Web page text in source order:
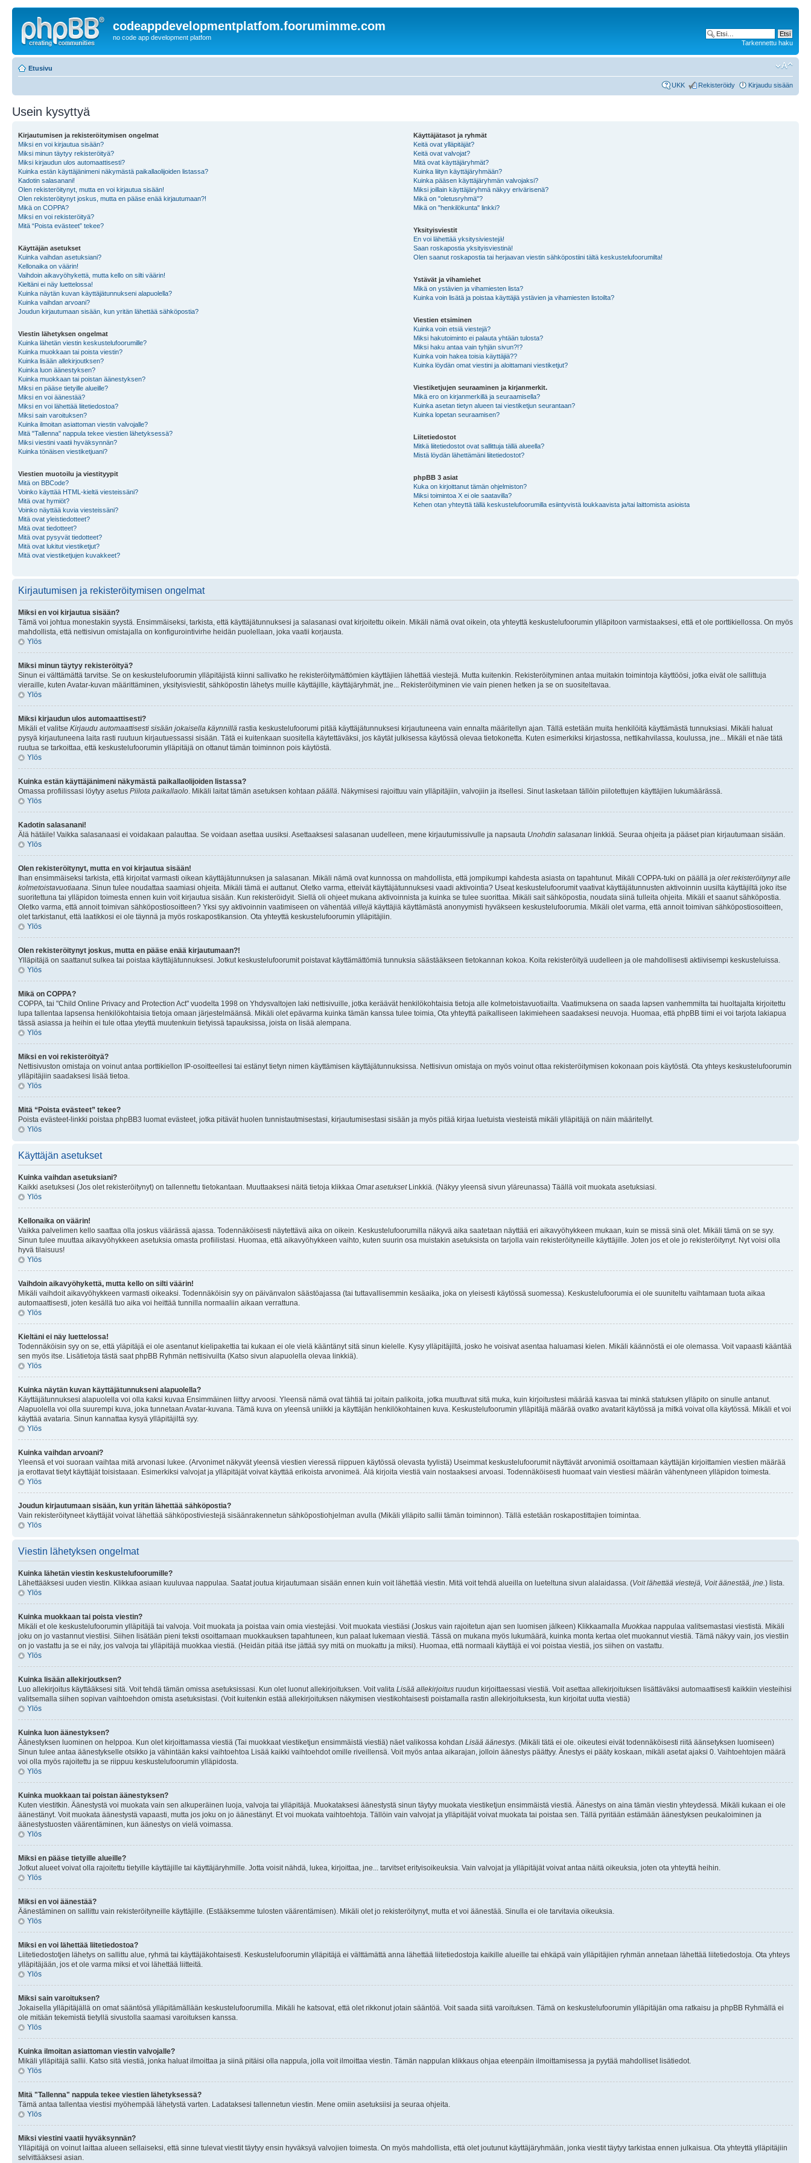
codeappdevelopmentplatfom.foorumimme.com
no code app development platfom
Tarkennettu haku
Etusivu
UKK Rekisteröidy Kirjaudu sisään
Usein kysyttyä
Kirjautumisen ja rekisteröitymisen ongelmat
Miksi en voi kirjautua sisään?
Miksi minun täytyy rekisteröityä?
Miksi kirjaudun ulos automaattisesti?
Kuinka estän käyttäjänimeni näkymästä paikallaolijoiden listassa?
Kadotin salasanani!
Olen rekisteröitynyt, mutta en voi kirjautua sisään!
Olen rekisteröitynyt joskus, mutta en pääse enää kirjautumaan?!
Mikä on COPPA?
Miksi en voi rekisteröityä?
Mitä “Poista evästeet” tekee?
Käyttäjän asetukset
Kuinka vaihdan asetuksiani?
Kellonaika on väärin!
Vaihdoin aikavyöhykettä, mutta kello on silti väärin!
Kieltäni ei näy luettelossa!
Kuinka näytän kuvan käyttäjätunnukseni alapuolella?
Kuinka vaihdan arvoani?
Joudun kirjautumaan sisään, kun yritän lähettää sähköpostia?
Viestin lähetyksen ongelmat
Kuinka lähetän viestin keskustelufoorumille?
Kuinka muokkaan tai poista viestin?
Kuinka lisään allekirjoutksen?
Kuinka luon äänestyksen?
Kuinka muokkaan tai poistan äänestyksen?
Miksi en pääse tietyille alueille?
Miksi en voi äänestää?
Miksi en voi lähettää liitetiedostoa?
Miksi sain varoituksen?
Kuinka ilmoitan asiattoman viestin valvojalle?
Mitä "Tallenna" nappula tekee viestien lähetyksessä?
Miksi viestini vaatii hyväksynnän?
Kuinka tönäisen viestiketjuani?
Viestien muotoilu ja viestityypit
Mitä on BBCode?
Voinko käyttää HTML-kieltä viesteissäni?
Mitä ovat hymiöt?
Voinko näyttää kuvia viesteissäni?
Mitä ovat yleistiedotteet?
Mitä ovat tiedotteet?
Mitä ovat pysyvät tiedotteet?
Mitä ovat lukitut viestiketjut?
Mitä ovat viestiketjujen kuvakkeet?
Käyttäjätasot ja ryhmät
Keitä ovat ylläpitäjät?
Keitä ovat valvojat?
Mitä ovat käyttäjäryhmät?
Kuinka liityn käyttäjäryhmään?
Kuinka pääsen käyttäjäryhmän valvojaksi?
Miksi joillain käyttäjäryhmä näkyy erivärisenä?
Mikä on "oletusryhmä"?
Mikä on "henkilökunta" linkki?
Yksityisviestit
En voi lähettää yksitysiviestejä!
Saan roskapostia yksityisviestinä!
Olen saanut roskapostia tai herjaavan viestin sähköpostiini tältä keskustelufoorumilta!
Ystävät ja vihamiehet
Mikä on ystävien ja vihamiesten lista?
Kuinka voin lisätä ja poistaa käyttäjiä ystävien ja vihamiesten listoilta?
Viestien etsiminen
Kuinka voin etsiä viestejä?
Miksi hakutoiminto ei palauta yhtään tulosta?
Miksi haku antaa vain tyhjän sivun?!?
Kuinka voin hakea toisia käyttäjiä??
Kuinka löydän omat viestini ja aloittamani viestiketjut?
Viestiketjujen seuraaminen ja kirjanmerkit.
Mikä ero on kirjanmerkillä ja seuraamisella?
Kuinka asetan tietyn alueen tai viestiketjun seurantaan?
Kuinka lopetan seuraamisen?
Liitetiedostot
Mitkä liitetiedostot ovat sallittuja tällä alueella?
Mistä löydän lähettämäni liitetiedostot?
phpBB 3 asiat
Kuka on kirjoittanut tämän ohjelmiston?
Miksi toimintoa X ei ole saatavilla?
Kehen otan yhteyttä tällä keskustelufoorumilla esiintyvistä loukkaavista ja/tai laittomista asioista
Kirjautumisen ja rekisteröitymisen ongelmat
Miksi en voi kirjautua sisään?
Tämä voi johtua monestakin syystä. Ensimmäiseksi, tarkista, että käyttäjätunnuksesi ja salasanasi ovat kirjoitettu oikein. Mikäli nämä ovat oikein, ota yhteyttä keskustelufoorumin ylläpitoon varmistaaksesi, että et ole porttikiellossa. On myös
mahdollista, että nettisivun omistajalla on konfigurointivirhe heidän puolellaan, joka vaatii korjausta.
Ylös
Miksi minun täytyy rekisteröityä?
Sinun ei välttämättä tarvitse. Se on keskustelufoorumin ylläpitäjistä kiinni sallivatko he rekisteröitymättömien käyttäjien lähettää viestejä. Mutta kuitenkin. Rekisteröityminen antaa muitakin toimintoja käyttöösi, jotka eivät ole sallittuja
vieraille, kuten Avatar-kuvan määrittäminen, yksityisviestit, sähköpostin lähetys muille käyttäjille, käyttäjäryhmät, jne... Rekisteröityminen vie vain pienen hetken ja se on suositeltavaa.
Ylös
Miksi kirjaudun ulos automaattisesti?
Mikäli et valitse Kirjaudu automaattisesti sisään jokaisella käynnillä rastia keskustelufoorumi pitää käyttäjätunnuksesi kirjautuneena vain ennalta määritellyn ajan. Tällä estetään muita henkilöitä käyttämästä tunnuksiasi. Mikäli haluat
pysyä kirjautuneena laita rasti ruutuun kirjautuessassi sisään. Tätä ei kuitenkaan suositella käytettäväksi, jos käytät julkisessa käytössä olevaa tietokonetta. Kuten esimerkiksi kirjastossa, nettikahvilassa, koulussa, jne... Mikäli et näe tätä
ruutua se tarkoittaa, että keskustelufoorumin ylläpitäjä on ottanut tämän toiminnon pois käytöstä.
Ylös
Kuinka estän käyttäjänimeni näkymästä paikallaolijoiden listassa?
Omassa profiilissasi löytyy asetus Piilota paikallaolo . Mikäli laitat tämän asetuksen kohtaan päällä . Näkymisesi rajoittuu vain ylläpitäjiin, valvojiin ja itsellesi. Sinut lasketaan tällöin piilotettujen käyttäjien lukumäärässä.
Ylös
Kadotin salasanani!
Älä hätäile! Vaikka salasanaasi ei voidakaan palauttaa. Se voidaan asettaa uusiksi. Asettaaksesi salasanan uudelleen, mene kirjautumissivulle ja napsauta Unohdin salasanan linkkiä. Seuraa ohjeita ja pääset pian kirjautumaan sisään.
Ylös
Olen rekisteröitynyt, mutta en voi kirjautua sisään!
Ihan ensimmäiseksi tarkista, että kirjoitat varmasti oikean käyttäjätunnuksen ja salasanan. Mikäli nämä ovat kunnossa on mahdollista, että jompikumpi kahdesta asiasta on tapahtunut. Mikäli COPPA-tuki on päällä ja olet rekisteröitynyt alle
kolmetoistavuotiaana . Sinun tulee noudattaa saamiasi ohjeita. Mikäli tämä ei auttanut. Oletko varma, etteivät käyttäjätunnuksesi vaadi aktivointia? Useat keskustelufoorumit vaativat käyttäjätunnusten aktivoinnin uusilta käyttäjiltä joko itse
suoritettuna tai ylläpidon toimesta ennen kuin voit kirjautua sisään. Kun rekisteröidyit. Siellä oli ohjeet mukana aktivoinnista ja kuinka se tulee suorittaa. Mikäli sait sähköpostia, noudata siinä tulleita ohjeita. Mikäli et saanut sähköpostia.
Oletko varma, että annoit toimivan sähköpostiosoitteen? Yksi syy aktivoinnin vaatimiseen on vähentää villejä käyttäjiä käyttämästä anonyymisti hyväkseen keskustelufoorumia. Mikäli olet varma, että annoit toimivan sähköpostiosoitteen,
olet tarkistanut, että laatikkosi ei ole täynnä ja myös roskapostikansion. Ota yhteyttä keskustelufoorumin ylläpitäjiin.
Ylös
Olen rekisteröitynyt joskus, mutta en pääse enää kirjautumaan?!
Ylläpitäjä on saattanut sulkea tai poistaa käyttäjätunnuksesi. Jotkut keskustelufoorumit poistavat käyttämättömiä tunnuksia säästääkseen tietokannan kokoa. Koita rekisteröityä uudelleen ja ole mahdollisesti aktiivisempi keskusteluissa.
Ylös
Mikä on COPPA?
COPPA, tai "Child Online Privacy and Protection Act" vuodelta 1998 on Yhdysvaltojen laki nettisivuille, jotka keräävät henkilökohtaisia tietoja alle kolmetoistavuotiailta. Vaatimuksena on saada lapsen vanhemmilta tai huoltajalta kirjoitettu
lupa tallentaa lapsensa henkilökohtaisia tietoja omaan järjestelmäänsä. Mikäli olet epävarma kuinka tämän kanssa tulee toimia, Ota yhteyttä paikalliseen lakimieheen saadaksesi neuvoja. Huomaa, että phpBB tiimi ei voi tarjota lakiapua
tässä asiassa ja heihin ei tule ottaa yteyttä muutenkuin tietyissä tapauksissa, joista on lisää alempana.
Ylös
Miksi en voi rekisteröityä?
Nettisivuston omistaja on voinut antaa porttikiellon IP-osoitteellesi tai estänyt tietyn nimen käyttämisen käyttäjätunnuksissa. Nettisivun omistaja on myös voinut ottaa rekisteröitymisen kokonaan pois käytöstä. Ota yhteys keskustelufoorumin
ylläpitäjiin saadaksesi lisää tietoa.
Ylös
Mitä “Poista evästeet” tekee?
Poista evästeet-linkki poistaa phpBB3 luomat evästeet, jotka pitävät huolen tunnistautmisestasi, kirjautumisestasi sisään ja myös pitää kirjaa luetuista viesteistä mikäli ylläpitäjä on näin määritellyt.
Ylös
Käyttäjän asetukset
Kuinka vaihdan asetuksiani?
Kaikki asetuksesi (Jos olet rekisteröitynyt) on tallennettu tietokantaan. Muuttaaksesi näitä tietoja klikkaa Omat asetuksetLinkkiä. (Näkyy yleensä sivun yläreunassa) Täällä voit muokata asetuksiasi.
Ylös
Kellonaika on väärin!
Vaikka palvelimen kello saattaa olla joskus väärässä ajassa. Todennäköisesti näytettävä aika on oikein. Keskustelufoorumilla näkyvä aika saatetaan näyttää eri aikavyöhykkeen mukaan, kuin se missä sinä olet. Mikäli tämä on se syy.
Sinun tulee muuttaa aikavyöhykkeen asetuksia omasta profiilistasi. Huomaa, että aikavyöhykkeen vaihto, kuten suurin osa muistakin asetuksista on tarjolla vain rekisteröityneille käyttäjille. Joten jos et ole jo rekisteröitynyt. Nyt voisi olla
hyvä tilaisuus!
Ylös
Vaihdoin aikavyöhykettä, mutta kello on silti väärin!
Mikäli vaihdoit aikavyöhykkeen varmasti oikeaksi. Todennäköisin syy on päivänvalon säästöajassa (tai tuttavallisemmin kesäaika, joka on yleisesti käytössä suomessa). Keskustelufoorumia ei ole suuniteltu vaihtamaan tuota aikaa
automaattisesti, joten kesällä tuo aika voi heittää tunnilla normaaliin aikaan verrattuna.
Ylös
Kieltäni ei näy luettelossa!
Todennäköisin syy on se, että yläpitäjä ei ole asentanut kielipakettia tai kukaan ei ole vielä kääntänyt sitä sinun kielelle. Kysy ylläpitäjiltä, josko he voisivat asentaa haluamasi kielen. Mikäli käännöstä ei ole olemassa. Voit vapaasti kääntää
sen myös itse. Lisätietoja tästä saat phpBB Ryhmän nettisivuilta (Katso sivun alapuolella olevaa linkkiä).
Ylös
Kuinka näytän kuvan käyttäjätunnukseni alapuolella?
Käyttäjätunnuksesi alapuolella voi olla kaksi kuvaa Ensimmäinen liittyy arvoosi. Yleensä nämä ovat tähtiä tai joitain palikoita, jotka muuttuvat sitä muka, kuin kirjoitustesi määrää kasvaa tai minkä statuksen ylläpito on sinulle antanut.
Alapuolella voi olla suurempi kuva, joka tunnetaan Avatar-kuvana. Tämä kuva on yleensä uniikki ja käyttäjän henkilökohtainen kuva. Keskustelufoorumin ylläpitäjä määrää ovatko avatarit käytössä ja mitkä voivat olla käytössä. Mikäli et voi
käyttää avataria. Sinun kannattaa kysyä ylläpitäjiltä syy.
Ylös
Kuinka vaihdan arvoani?
Yleensä et voi suoraan vaihtaa mitä arvonasi lukee. (Arvonimet näkyvät yleensä viestien vieressä riippuen käytössä olevasta tyylistä) Useimmat keskustelufoorumit näyttävät arvonimiä osoittamaan käyttäjän kirjoittamien viestien määrää
ja erottavat tietyt käyttäjät toisistaaan. Esimerkiksi valvojat ja ylläpitäjät voivat käyttää erikoista arvonimeä. Älä kirjoita viestiä vain nostaaksesi arvoasi. Todennäköisesti huomaat vain viestiesi määrän vähentyneen ylläpidon toimesta.
Ylös
Joudun kirjautumaan sisään, kun yritän lähettää sähköpostia?
Vain rekisteröityneet käyttäjät voivat lähettää sähköpostiviestejä sisäänrakennetun sähköpostiohjelman avulla (Mikäli ylläpito sallii tämän toiminnon). Tällä estetään roskapostittajien toimintaa.
Ylös
Viestin lähetyksen ongelmat
Kuinka lähetän viestin keskustelufoorumille?
Lähettääksesi uuden viestin. Klikkaa asiaan kuuluvaa nappulaa. Saatat joutua kirjautumaan sisään ennen kuin voit lähettää viestin. Mitä voit tehdä alueilla on lueteltuna sivun alalaidassa. (Voit lähettää viestejä, Voit äänestää, jne. ) lista.
Ylös
Kuinka muokkaan tai poista viestin?
Mikäli et ole keskustelufoorumin ylläpitäjä tai valvoja. Voit muokata ja poistaa vain omia viestejäsi. Voit muokata viestiäsi (Joskus vain rajoitetun ajan sen luomisen jälkeen) Klikkaamalla Muokkaa nappulaa valitsemastasi viestistä. Mikäli
joku on jo vastannut viestiisi. Siihen lisätään pieni teksti osoittamaan muokkauksen tapahtuneen, kun palaat lukemaan viestiä. Tässä on mukana myös lukumäärä, kuinka monta kertaa olet muokannut viestiä. Tämä näkyy vain, jos viestiin
on jo vastattu ja se ei näy, jos valvoja tai ylläpitäjä muokkaa viestiä. (Heidän pitää itse jättää syy mitä on muokattu ja miksi). Huomaa, että normaali käyttäjä ei voi poistaa viestiä, jos siihen on vastattu.
Ylös
Kuinka lisään allekirjoutksen?
Luo allekirjoitus käyttääksesi sitä. Voit tehdä tämän omissa asetuksissasi. Kun olet luonut allekirjoituksen. Voit valita Lisää allekirjoitus ruudun kirjoittaessasi viestiä. Voit asettaa allekirjoituksen lisättäväksi automaattisesti kaikkiin viesteihisi
valitsemalla siihen sopivan vaihtoehdon omista asetuksistasi. (Voit kuitenkin estää allekirjoituksen näkymisen viestikohtaisesti poistamalla rastin allekirjoituksesta, kun kirjoitat uutta viestiä)
Ylös
Kuinka luon äänestyksen?
Äänestyksen luominen on helppoa. Kun olet kirjoittamassa viestiä (Tai muokkaat viestiketjun ensimmäistä viestiä) näet valikossa kohdan Lisää äänestys . (Mikäli tätä ei ole. oikeutesi eivät todennäköisesti riitä äänsetyksen luomiseen)
Sinun tulee antaa äänestykselle otsikko ja vähintään kaksi vaihtoehtoa Lisää kaikki vaihtoehdot omille riveillensä. Voit myös antaa aikarajan, jolloin äänestys päättyy. Änestys ei pääty koskaan, mikäli asetat ajaksi 0. Vaihtoehtojen määrä
voi olla myös rajoitettu ja se riippuu keskustelufoorumin ylläpidosta.
Ylös
Kuinka muokkaan tai poistan äänestyksen?
Kuten viestitkin. Äänestystä voi muokata vain sen alkuperäinen luoja, valvoja tai ylläpitäjä. Muokataksesi äänestystä sinun täytyy muokata viestiketjun ensimmäistä viestiä. Äänestys on aina tämän viestin yhteydessä. Mikäli kukaan ei ole
äänestänyt. Voit muokata äänestystä vapaasti, mutta jos joku on jo äänestänyt. Et voi muokata vaihtoehtoja. Tällöin vain valvojat ja ylläpitäjät voivat muokata tai poistaa sen. Tällä pyritään estämään äänestyksen peukaloiminen ja
äänestystuosten väärentäminen, kun äänestys on vielä voimassa.
Ylös
Miksi en pääse tietyille alueille?
Jotkut alueet voivat olla rajoitettu tietyille käyttäjille tai käyttäjäryhmille. Jotta voisit nähdä, lukea, kirjoittaa, jne... tarvitset erityisoikeuksia. Vain valvojat ja ylläpitäjät voivat antaa näitä oikeuksia, joten ota yhteyttä heihin.
Ylös
Miksi en voi äänestää?
Äänestäminen on sallittu vain rekisteröityneille käyttäjille. (Estääksemme tulosten väärentämisen). Mikäli olet jo rekisteröitynyt, mutta et voi äänestää. Sinulla ei ole tarvitavia oikeuksia.
Ylös
Miksi en voi lähettää liitetiedostoa?
Liitetiedostotjen lähetys on sallittu alue, ryhmä tai käyttäjäkohtaisesti. Keskustelufoorumin ylläpitäjä ei välttämättä anna lähettää liitetiedostoja kaikille alueille tai ehkäpä vain ylläpitäjien ryhmän annetaan lähettää liitetiedostoja. Ota yhteys
ylläpitäjään, jos et ole varma miksi et voi lähettää liitteitä.
Ylös
Miksi sain varoituksen?
Jokaisella ylläpitäjällä on omat sääntösä ylläpitämällään keskustelufoorumilla. Mikäli he katsovat, että olet rikkonut jotain sääntöä. Voit saada siitä varoituksen. Tämä on keskustelufoorumin ylläpitäjän oma ratkaisu ja phpBB Ryhmällä ei
ole mitään tekemistä tietyllä sivustolla saamasi varoituksen kanssa.
Ylös
Kuinka ilmoitan asiattoman viestin valvojalle?
Mikäli ylläpitäjä sallii. Katso sitä viestiä, jonka haluat ilmoittaa ja siinä pitäisi olla nappula, jolla voit ilmoittaa viestin. Tämän nappulan klikkaus ohjaa eteenpäin ilmoittamisessa ja pyytää mahdolliset lisätiedot.
Ylös
Mitä "Tallenna" nappula tekee viestien lähetyksessä?
Tämä antaa tallentaa viestisi myöhempää lähetystä varten. Ladataksesi tallennetun viestin. Mene omiin asetuksiisi ja seuraa ohjeita.
Ylös
Miksi viestini vaatii hyväksynnän?
Ylläpitäjä on voinut laittaa alueen sellaiseksi, että sinne tulevat viestit täytyy ensin hyväksyä valvojien toimesta. On myös mahdollista, että olet joutunut käyttäjäryhmään, jonka viestit täytyy tarkistaa ennen julkaisua. Ota yhteyttä ylläpitäjiin
selvittääksesi asian.